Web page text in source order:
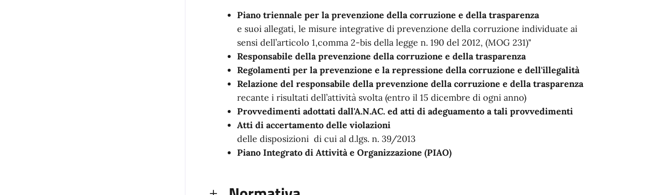
Piano triennale per la prevenzione della corruzione e della trasparenza
e suoi allegati, le misure integrative di prevenzione della corruzione individuate ai
sensi dell’articolo 1,comma 2-bis della legge n. 190 del 2012, (MOG 231)"
Responsabile della prevenzione della corruzione e della trasparenza
Regolamenti per la prevenzione e la repressione della corruzione e dell'illegalità
Relazione del responsabile della prevenzione della corruzione e della trasparenza
recante i risultati dell’attività svolta (entro il 15 dicembre di ogni anno)
Provvedimenti adottati dall'A.N.AC. ed atti di adeguamento a tali provvedimenti
Atti di accertamento delle violazioni
delle disposizioni di cui al d.lgs. n. 39/2013
Piano Integrato di Attività e Organizzazione (PIAO)